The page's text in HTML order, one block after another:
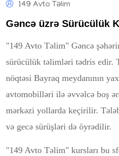
149 Avto Təlim
Gəncə üzrə Sürücülük
"149 Avto Təlim" Gəncə
sürücülük təlimləri tədris edir.
nöqtəsi Bayraq meydanının
avtomobilləri ilə əvvəlcə boş
mərkəzi yollarda keçirilir.
və gecə sürüşləri də öyrədilir.
"149 Avto Təlim" kursları bu